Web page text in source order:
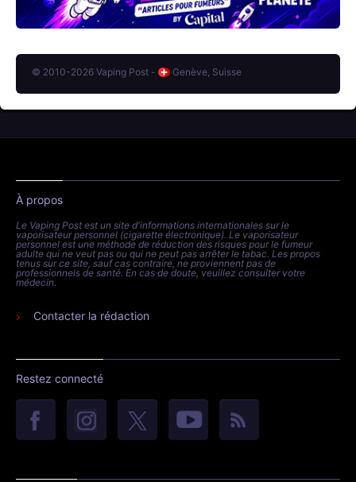
© 2010-2026 Vaping Post - Genève, Suisse
À propos
Le Vaping Post est un site d'informations internationales sur le
vaporisateur personnel (cigarette électronique). Le vaporisateur
personnel est une méthode de réduction des risques pour le fumeur
adulte qui ne veut pas ou qui ne peut pas arrêter le tabac. Les propos
tenus sur ce site, sauf cas contraire, ne proviennent pas de
professionnels de santé. En cas de doute, veuillez consulter votre
médecin.
Contacter la rédaction
Restez connecté